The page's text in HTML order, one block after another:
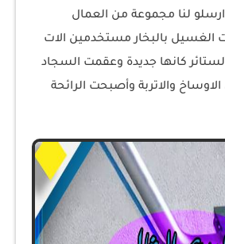
لنا مجموعة من العمال
الغسيل بالبخار مستخدمين الات
كانها جديدة وعقمت السجاد
والاتربة وأصبحت الرائحة